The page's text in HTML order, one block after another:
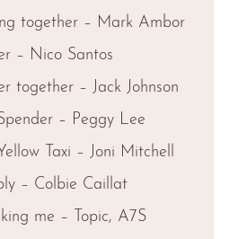
together – Mark Ambor
– Nico Santos
together – Jack Johnson
– Peggy Lee
Taxi – Joni Mitchell
– Colbie Caillat
me – Topic, A7S